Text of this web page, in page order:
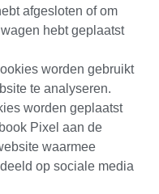
afgesloten of om
hebt geplaatst
worden gebruikt
te analyseren.
worden geplaatst
Pixel aan de
waarmee
op sociale media